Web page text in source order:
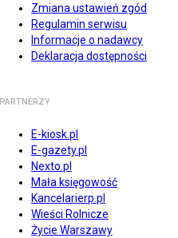
Zmiana ustawień zgód
Regulamin serwisu
Informacje o nadawcy
Deklaracja dostępności
PARTNERZY
E-kiosk.pl
E-gazety.pl
Nexto.pl
Mała księgowość
Kancelarierp.pl
Wieści Rolnicze
Życie Warszawy